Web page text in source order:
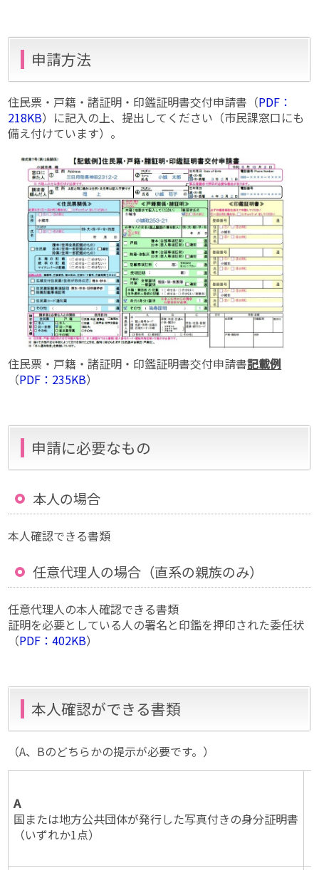
申請方法
住民票・戸籍・諸証明・印鑑証明書交付申請書（PDF：
218KB）に記入の上、提出してください（市民課窓口にも
備え付けています）。
住民票・戸籍・諸証明・印鑑証明書交付申請書記載例
（PDF：235KB）
申請に必要なもの
本人の場合
本人確認できる書類
任意代理人の場合（直系の親族のみ）
任意代理人の本人確認できる書類
証明を必要としている人の署名と印鑑を押印された委任状
（PDF：402KB）
本人確認ができる書類
（A、Bのどちらかの提示が必要です。）
A
国または地方公共団体が発行した写真付きの身分証明書
（いずれか1点）